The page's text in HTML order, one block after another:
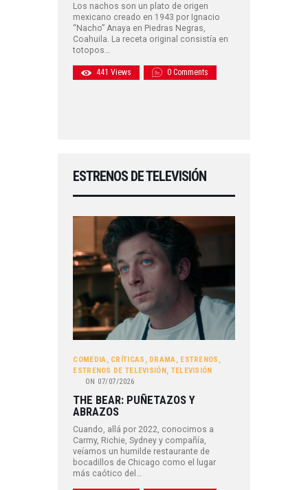
Los nachos son un plato de origen
mexicano creado en 1943 por Ignacio
“Nacho” Anaya en Piedras Negras,
Coahuila. La receta original consistía en
totopos…
441 Views 0 Comments
ESTRENOS DE TELEVISIÓN
COMEDIA, CRÍTICAS , DRAMA, ESTRENOS ,
ESTRENOS DE TELEVISIÓN, TELEVISIÓN
ON 07/07/2026
THE BEAR: PUÑETAZOS Y
ABRAZOS
Cuando, allá por 2022, conocimos a
Carmy, Richie, Sydney y compañía,
veíamos un humilde restaurante de
bocadillos de Chicago como el lugar
más caótico del…